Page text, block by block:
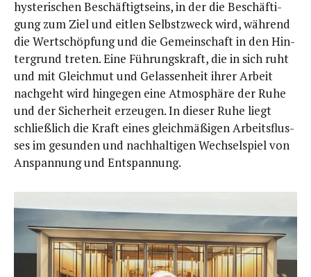
hys­te­ri­schen Beschäf­tigt­seins, in der die Beschäf­ti­
gung zum Ziel und eit­len Selbst­zweck wird, wäh­rend
die Wert­schöp­fung und die Gemein­schaft in den Hin­
ter­grund tre­ten. Eine Füh­rungs­kraft, die in sich ruht
und mit Gleich­mut und Gelas­sen­heit ihrer Arbeit
nach­geht wird hin­ge­gen eine Atmo­sphä­re der Ruhe
und der Sicher­heit erzeu­gen. In die­ser Ruhe liegt
schließ­lich die Kraft eines gleich­mä­ßi­gen Arbeits­flus­
ses im gesun­den und nach­hal­ti­gen Wech­sel­spiel von
Anspan­nung und Entspannung.